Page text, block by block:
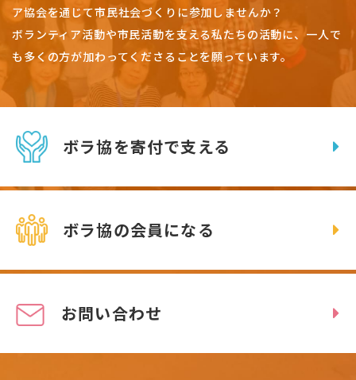
ア協会を通じて市民社会づくりに参加しませんか？
ボランティア活動や市民活動を支える私たちの活動に、一人で
も多くの方が加わってくださることを願っています。
ボラ協を寄付で支える
ボラ協の会員になる
お問い合わせ